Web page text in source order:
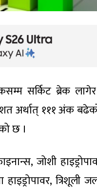
सर्किट ब्रेक
अर्थात् १११ अंक
छ ।
जोशी
त्रिशूली